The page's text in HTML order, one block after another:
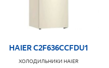
HAIER C2F636CCFDU1
ХОЛОДИЛЬНИКИ HAIER